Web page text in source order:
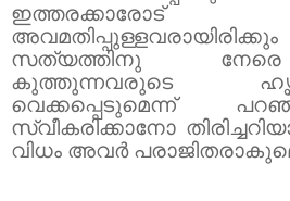
സത്യത്തിനു
കുത്തുന്നവരുടെ
വെക്കപ്പെടുമെന്ന്
സ്വീകരിക്കാനോ
വിധം അവർ